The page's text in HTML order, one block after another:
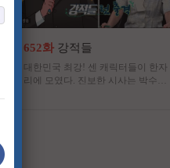
652화 강적들
대한민국 최강! 센 캐릭터들이 한자
리에 모였다. 진보한 시사는 박수받